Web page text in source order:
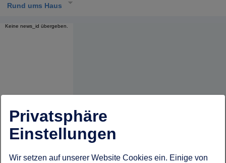
Rund ums Haus
Keine news_id übergeben.
Privatsphäre
Einstellungen
Wir setzen auf unserer Website Cookies ein. Einige von